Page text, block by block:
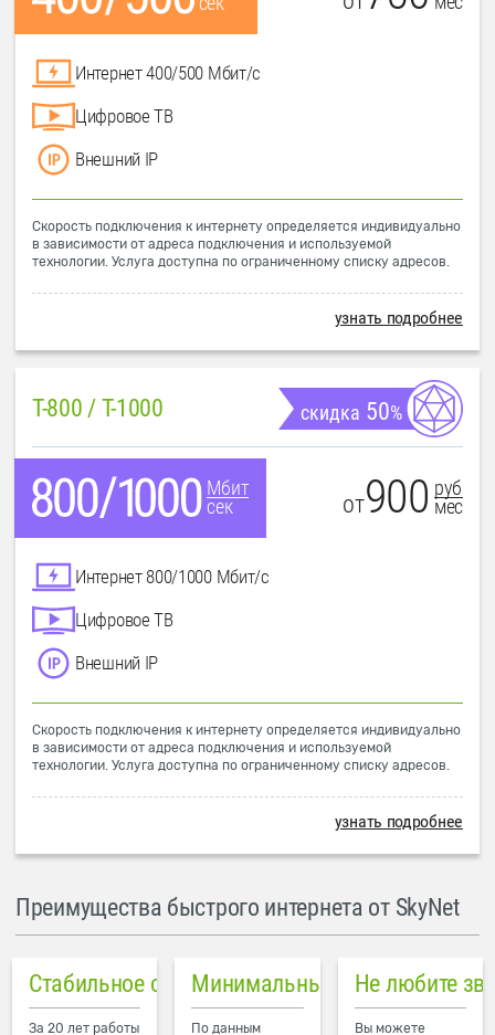
Интернет 400/500 Мбит/с
Цифровое ТВ
Внешний IP
Скорость подключения к интернету определяется индивидуально
в зависимости от адреса подключения и используемой
технологии. Услуга доступна по ограниченному списку адресов.
узнать подробнее
T-800 / T-1000 скидка 50%
Мбит
сек
от900 руб
мес
Интернет 800/1000 Мбит/с
Цифровое ТВ
Внешний IP
Скорость подключения к интернету определяется индивидуально
в зависимости от адреса подключения и используемой
технологии. Услуга доступна по ограниченному списку адресов.
узнать подробнее
Преимущества быстрого интернета от SkyNet
Стабильное соединение
За 20 лет работы
Минимальный пинг в городе
По данным
Не любите
Вы можете